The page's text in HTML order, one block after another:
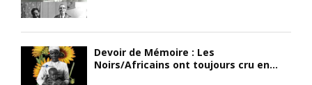
Devoir de Mémoire : Les
Noirs/Africains ont toujours cru en...